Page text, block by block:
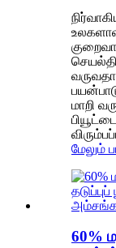
மாறி
மேலும்
60%